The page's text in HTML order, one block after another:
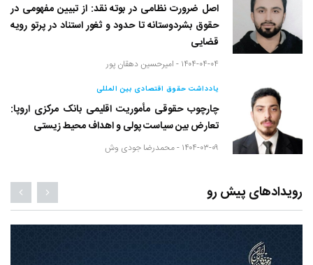
اصل ضرورت نظامی در بوته نقد: از تبیین مفهومی در
حقوق بشردوستانه تا حدود و ثغور استناد در پرتو رویه
قضایی
۱۴۰۴-۰۴-۰۴ - امیرحسین دهقان پور
یادداشت حقوق اقتصادی بین المللی
چارچوب حقوقی مأموریت اقلیمی بانک مرکزی اروپا:
تعارض بین سیاست پولی و اهداف محیط زیستی
۱۴۰۴-۰۳-۰۹ - محمدرضا جودی وش
رویدادهای پیش رو